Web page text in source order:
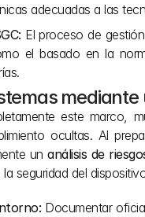
adecuadas a las
El proceso de
el basado en la
mediante
este marco,
ocultas. Al
un análisis de
seguridad del
Documentar